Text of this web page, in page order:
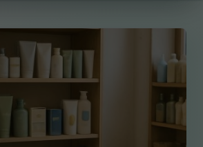
wählen